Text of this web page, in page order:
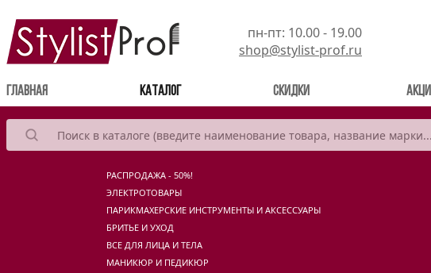
пн-пт: 10.00 - 19.00
shop@stylist-prof.ru
Главная Каталог Скидки
РАСПРОДАЖА - 50%!
ЭЛЕКТРОТОВАРЫ
ПАРИКМАХЕРСКИЕ ИНСТРУМЕНТЫ И АКСЕССУАРЫ
БРИТЬЕ И УХОД
ВСЕ ДЛЯ ЛИЦА И ТЕЛА
МАНИКЮР И ПЕДИКЮР